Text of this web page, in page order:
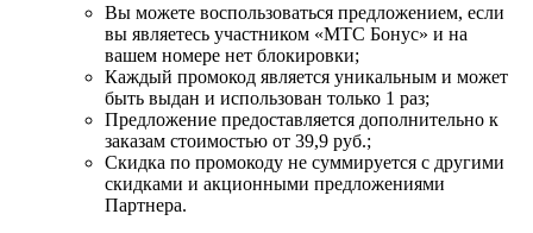
Вы можете воспользоваться предложением, если
вы являетесь участником «МТС Бонус» и на
вашем номере нет блокировки;
Каждый промокод является уникальным и может
быть выдан и использован только 1 раз;
Предложение предоставляется дополнительно к
заказам стоимостью от 39,9 руб.;
Скидка по промокоду не суммируется с другими
скидками и акционными предложениями
Партнера.